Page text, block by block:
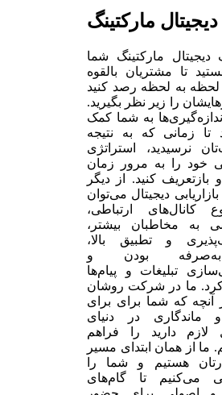
دیجیتال مارکتینگ
دیجیتال مارکتینگ شما
تا مشتریان بالقوه
لحظه به لحظه رصد کنید
را زیر نظر بگیرید.
به شما کمک
تا زمانی که به نتیجه
نرسیدید، استراتژی
خود را به مرور زمان
بازتعریف کنید. از دیگر
دیجیتال می‌توان
کانال‌های ارتباطی،
به مخاطبان بیشتر،
و تطبیق بالا،
بودن و
تبلیغات و پیام‌ها
کرد. ما در شرکت روشان
آنچه که شما برای برای
ماندگاری در دنیای
لازم دارید را فراهم
ما از همان ابتدای مسیر
هستیم و شما را
می‌کنیم تا گام‌های